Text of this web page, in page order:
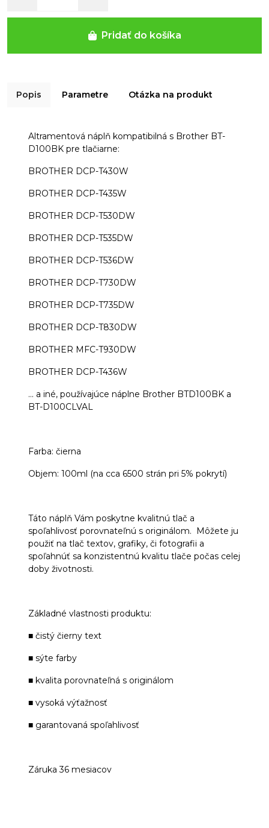
Pridať do košíka
Popis Parametre Otázka na produkt
Altramentová náplň kompatibilná s Brother BT-
D100BK pre tlačiarne:
BROTHER DCP-T430W
BROTHER DCP-T435W
BROTHER DCP-T530DW
BROTHER DCP-T535DW
BROTHER DCP-T536DW
BROTHER DCP-T730DW
BROTHER DCP-T735DW
BROTHER DCP-T830DW
BROTHER MFC-T930DW
BROTHER DCP-T436W
... a iné, používajúce náplne Brother BTD100BK a
BT-D100CLVAL
Farba: čierna
Objem: 100ml (na cca 6500 strán pri 5% pokrytí)
Táto náplň Vám poskytne kvalitnú tlač a
spoľahlivosť porovnateľnú s originálom. Môžete ju
použiť na tlač textov, grafiky, či fotografii a
spoľahnúť sa konzistentnú kvalitu tlače počas celej
doby životnosti.
Základné vlastnosti produktu:
■ čistý čierny text
■ sýte farby
■ kvalita porovnateľná s originálom
■ vysoká výťažnosť
■ garantovaná spoľahlivosť
Záruka 36 mesiacov